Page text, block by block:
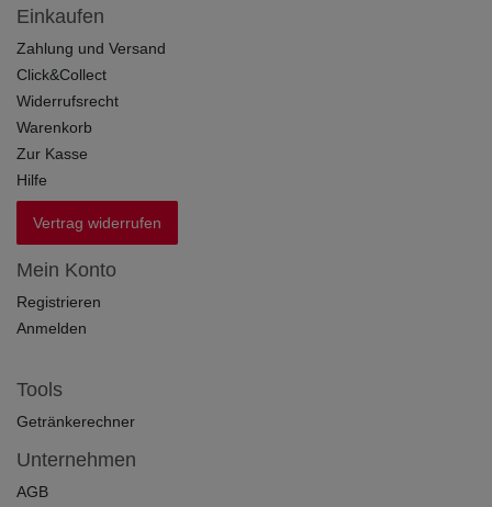
Einkaufen
Zahlung und Versand
Click&Collect
Widerrufsrecht
Warenkorb
Zur Kasse
Hilfe
Vertrag widerrufen
Mein Konto
Registrieren
Anmelden
Tools
Getränkerechner
Unternehmen
AGB